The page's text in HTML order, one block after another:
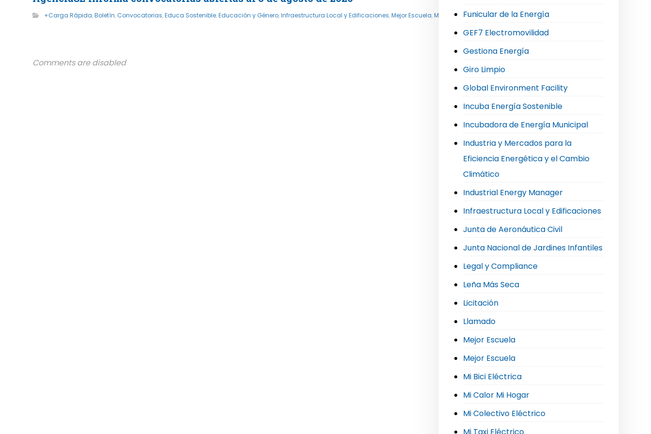
+Carga Rápida,Boletín, Convocatorias,Educa Sostenible,Educación y Género,Infraestructura Local y Edificaciones,Mejor Escuela,Mi Taxi Eléctrico,Movilidad Sostenible e Hidrógeno Verde
Comments are disabled
Funicular de la Energía
GEF7 Electromovilidad
Gestiona Energía
Giro Limpio
Global Environment Facility
Incuba Energía Sostenible
Incubadora de Energía Municipal
Industria y Mercados para la
Eficiencia Energética y el Cambio
Climático
Industrial Energy Manager
Infraestructura Local y Edificaciones
Junta de Aeronáutica Civil
Junta Nacional de Jardines Infantiles
Legal y Compliance
Leña Más Seca
Licitación
Llamado
Mejor Escuela
Mejor Escuela
Mi Bici Eléctrica
Mi Calor Mi Hogar
Mi Colectivo Eléctrico